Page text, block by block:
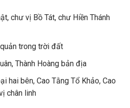
chư vị Bồ Tát, chư Hiền Thánh
trong trời đất
Thành Hoàng bản địa
hai bên, Cao Tằng Tổ Khảo, Cao
chân linh